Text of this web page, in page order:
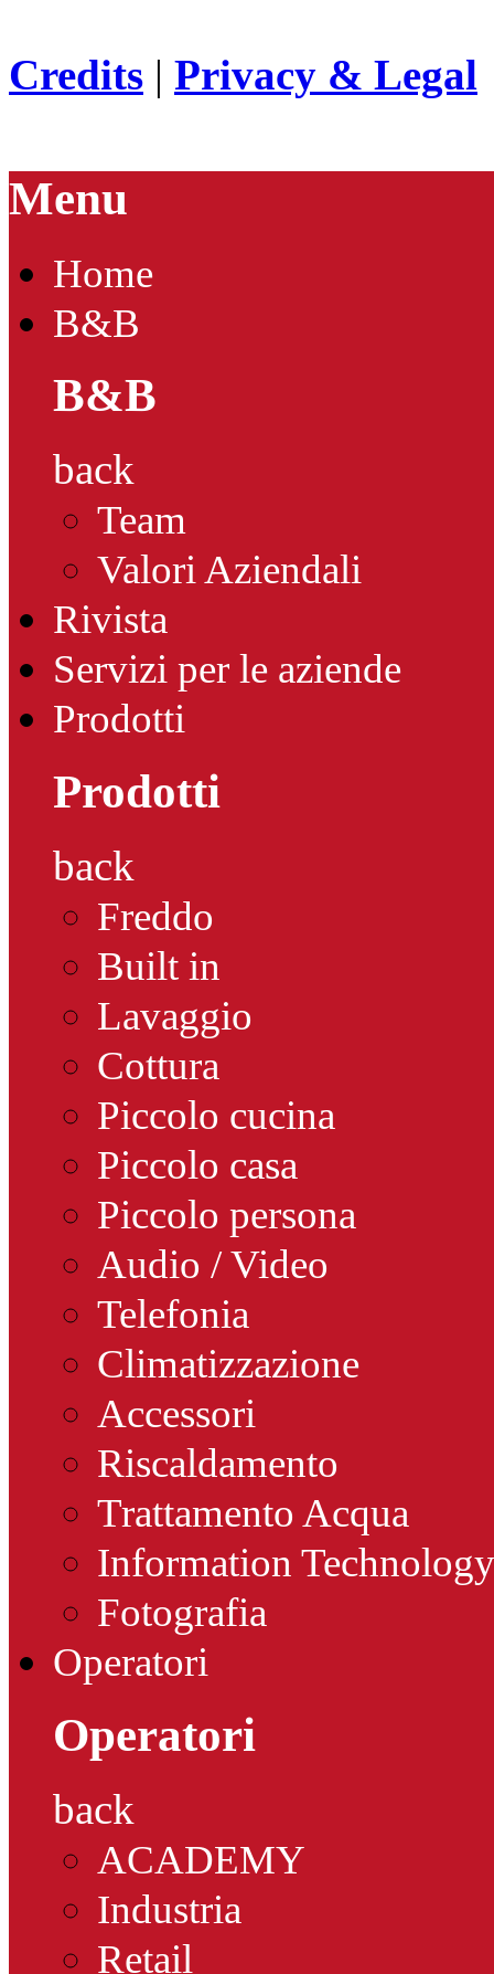
Credits | Privacy & Legal
Menu
Home
B&B
B&B
back
Team
Valori Aziendali
Rivista
Servizi per le aziende
Prodotti
Prodotti
back
Freddo
Built in
Lavaggio
Cottura
Piccolo cucina
Piccolo casa
Piccolo persona
Audio / Video
Telefonia
Climatizzazione
Accessori
Riscaldamento
Trattamento Acqua
Information Technology
Fotografia
Operatori
Operatori
back
ACADEMY
Industria
Retail